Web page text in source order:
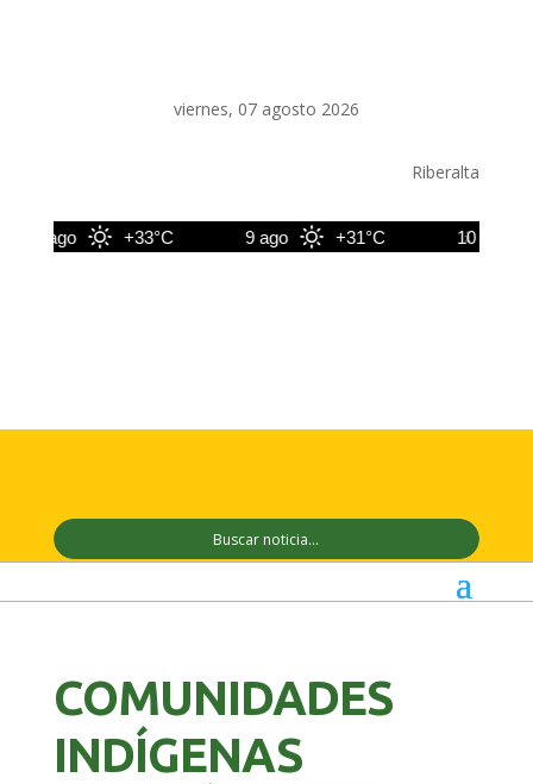
viernes, 07 agosto 2026
Riberalta
8 ago +33°C 9 ago +31°C 10 ago
COMUNIDADES
INDÍGENAS